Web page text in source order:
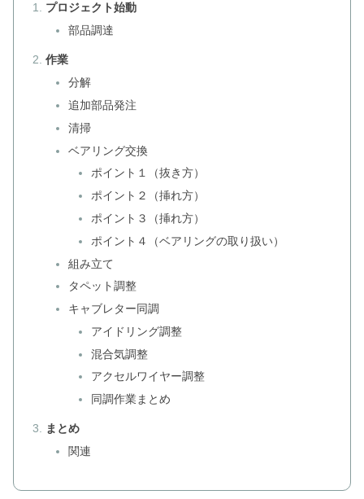
プロジェクト始動
部品調達
作業
分解
追加部品発注
清掃
ベアリング交換
ポイント１（抜き方）
ポイント２（挿れ方）
ポイント３（挿れ方）
ポイント４（ベアリングの取り扱い）
組み立て
タペット調整
キャブレター同調
アイドリング調整
混合気調整
アクセルワイヤー調整
同調作業まとめ
まとめ
関連